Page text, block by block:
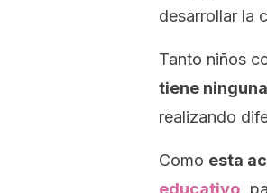
desarrollar la
Tanto niños
tiene
realizando
Como esta
educativo